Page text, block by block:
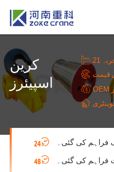
کرین
اسپیئرز
قیمت
فراہم کی گئی۔
فراہم کی گئی۔